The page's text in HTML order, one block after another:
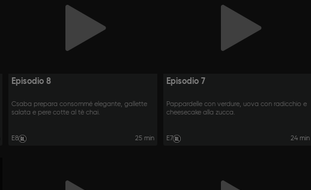
Episodio 8
Csaba prepara consommé elegante, gallette
salata e pere cotte al tè chai.
E8 25 min
Episodio 7
Pappardelle con verdure, uova con radicchio e
cheesecake alla zucca.
E7 24 min